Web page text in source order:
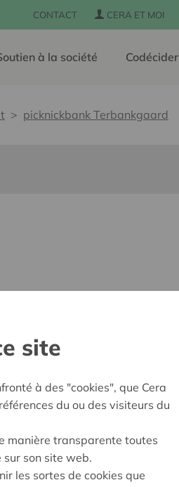
CONTACT CERA ET MOI
à la société Codécider
picknickbank Terbankgaard
site
à des "cookies", que Cera
du ou des visiteurs du
manière transparente toutes
son site web.
les sortes de cookies que